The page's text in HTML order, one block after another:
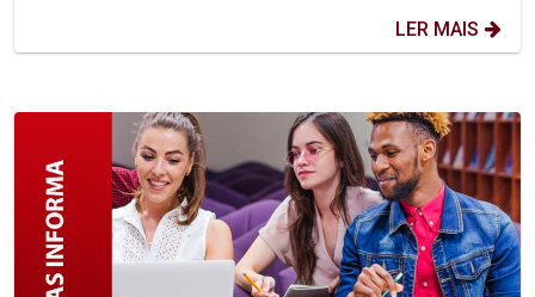
LER MAIS